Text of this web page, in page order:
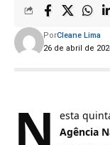
26 de abril de
PorCleane Lima
N
esta
Agência